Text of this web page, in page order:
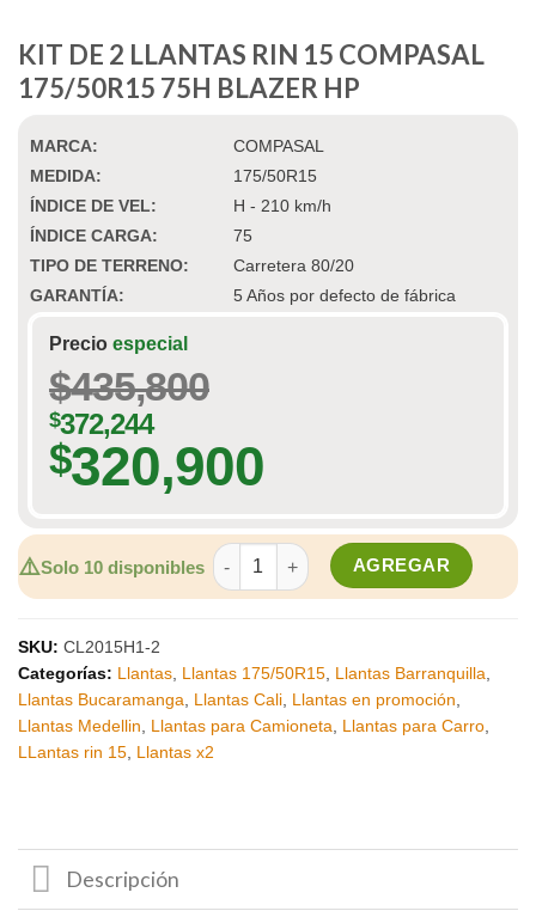
KIT DE 2 LLANTAS RIN 15 COMPASAL
175/50R15 75H BLAZER HP
MARCA:
COMPASAL
MEDIDA:
175/50R15
ÍNDICE DE VEL:
H - 210 km/h
ÍNDICE CARGA:
75
TIPO DE TERRENO:
Carretera 80/20
GARANTÍA:
5 Años por defecto de fábrica
Precio especial
$435,800
$372,244
$320,900
⚠️Solo 10 disponibles
KIT DE 2 LLANTAS RIN 15 COMPASAL
AGREGAR
SKU: CL2015H1-2
Categorías: Llantas Llantas 175/50R15 Llantas Barranquilla
Llantas Bucaramanga
Llantas Cali Llantas en promoción
Llantas Medellin
Llantas para Camioneta Llantas para Carro
LLantas rin 15 Llantas x2
Descripción